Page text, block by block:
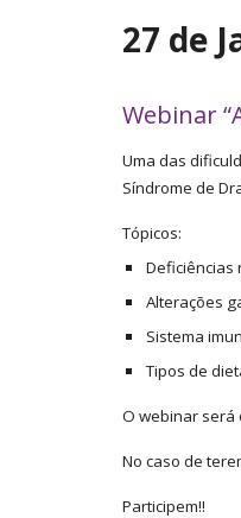
27 de
Webinar
Uma das
Síndrome de
Tópicos:
Deficiências
Alterações
Sistema
Tipos de
O webinar será
No caso de
Participem!!